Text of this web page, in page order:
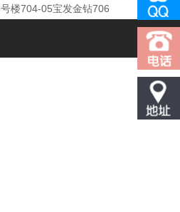
楼704-05宝发金钻706